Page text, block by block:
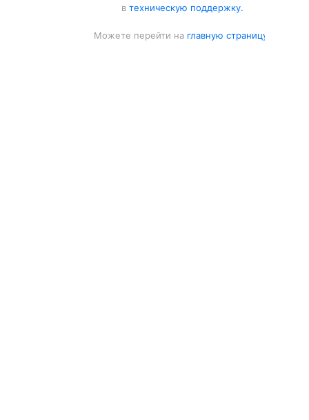
втехническую поддержку.
Можете перейти на главную страницу.